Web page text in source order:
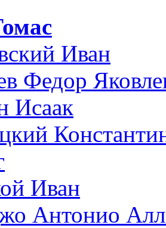
Иван
Федор
Исаак
Иван
Антонио